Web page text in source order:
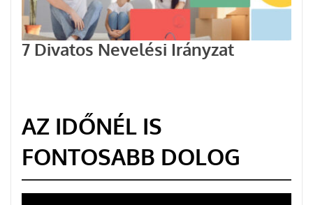
7 Divatos Nevelési Irányzat
AZ IDŐNÉL IS
FONTOSABB DOLOG